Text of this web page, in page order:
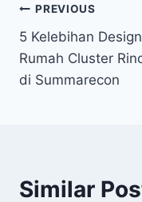
Navigasi
pos
PREVIOUS
5 Kelebihan Design
Rumah Cluster
di Summarecon
Similar